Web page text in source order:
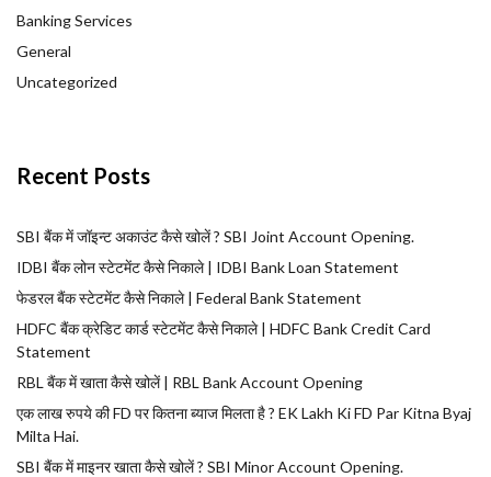
Banking Services
General
Uncategorized
Recent Posts
SBI बैंक में जॉइन्ट अकाउंट कैसे खोलें ? SBI Joint Account Opening.
IDBI बैंक लोन स्टेटमेंट कैसे निकाले | IDBI Bank Loan Statement
फेडरल बैंक स्टेटमेंट कैसे निकाले | Federal Bank Statement
HDFC बैंक क्रेडिट कार्ड स्टेटमेंट कैसे निकाले | HDFC Bank Credit Card
Statement
RBL बैंक में खाता कैसे खोलें | RBL Bank Account Opening
एक लाख रुपये की FD पर कितना ब्याज मिलता है ? EK Lakh Ki FD Par Kitna Byaj
Milta Hai.
SBI बैंक में माइनर खाता कैसे खोलें ? SBI Minor Account Opening.